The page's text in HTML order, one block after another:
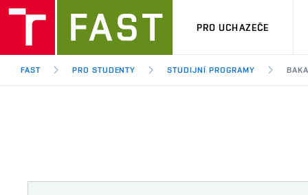
PRO UCHAZEČE
FAST PRO STUDENTY STUDIJNÍ PROGRAMY